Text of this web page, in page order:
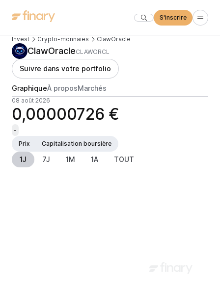
S'inscrire
Invest Crypto-monnaies ClawOracle
ClawOracleCLAWORCL
Suivre dans votre portfolio
GraphiqueÀ proposMarchés
08 août 2026
0,00000726 €
-
Prix
Capitalisation boursière
1J 7J 1M 1A TOUT